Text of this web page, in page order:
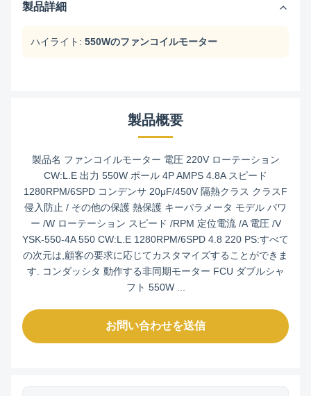
製品詳細
ハイライト: 550Wのファンコイルモーター
製品概要
製品名 ファンコイルモーター 電圧 220V ローテーション
CW:L.E 出力 550W ポール 4P AMPS 4.8A スピード
1280RPM/6SPD コンデンサ 20μF/450V 隔熱クラス クラスF
侵入防止 / その他の保護 熱保護 キーパラメータ モデル パワ
ー /W ローテーション スピード /RPM 定位電流 /A 電圧 /V
YSK-550-4A 550 CW:L.E 1280RPM/6SPD 4.8 220 PS:すべて
の次元は,顧客の要求に応じてカスタマイズすることができま
す. コンダッシタ 動作する非同期モーター FCU ダブルシャ
フト 550W ...
お問い合わせを送信